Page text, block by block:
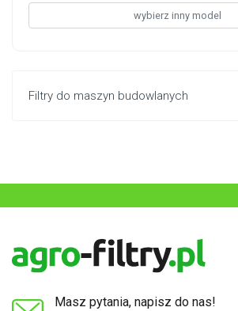
wybierz inny model
Filtry do maszyn budowlanych
Masz pytania, napisz do nas!